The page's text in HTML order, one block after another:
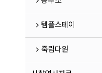
템플스테이
죽림다원